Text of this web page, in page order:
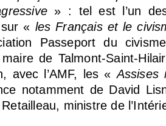
» : tel est l’un des
sur « les Français et le
Passeport du
de Talmont-Saint-
avec l’AMF, les «Assises
notamment de David
ministre de